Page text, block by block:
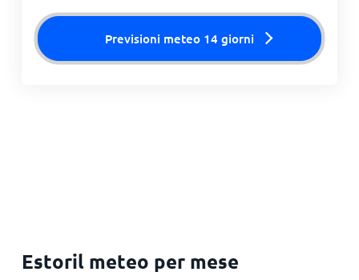
Previsioni meteo 14 giorni
Estoril meteo per mese